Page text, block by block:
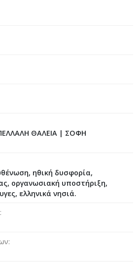
ΘΑΛΕΙΑ | ΣΟΦΗ
ηθική δυσφορία,
οργανωσιακή υποστήριξη,
ελληνικά νησιά.